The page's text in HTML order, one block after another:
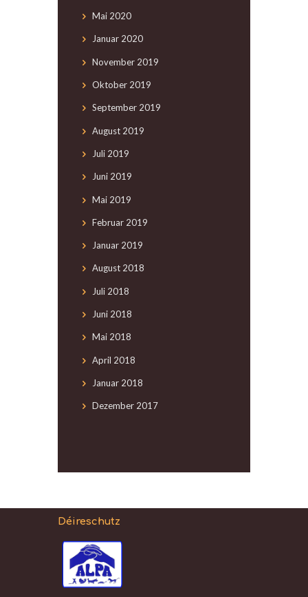
Mai 2020
Januar 2020
November 2019
Oktober 2019
September 2019
August 2019
Juli 2019
Juni 2019
Mai 2019
Februar 2019
Januar 2019
August 2018
Juli 2018
Juni 2018
Mai 2018
April 2018
Januar 2018
Dezember 2017
Déireschutz